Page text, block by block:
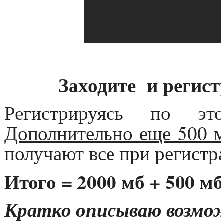
Заходите и
Регистрируясь по
Дополнительно еще 500
получают все при
Итого = 2000 мб + 500
Кратко описываю